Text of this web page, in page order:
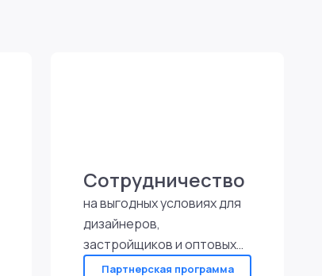
Сотрудничество
на выгодных условиях для
дизайнеров,
застройщиков и оптовых
покупателей
Партнерская программа